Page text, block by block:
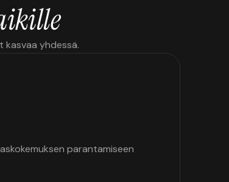
yhdessä.
parantamiseen